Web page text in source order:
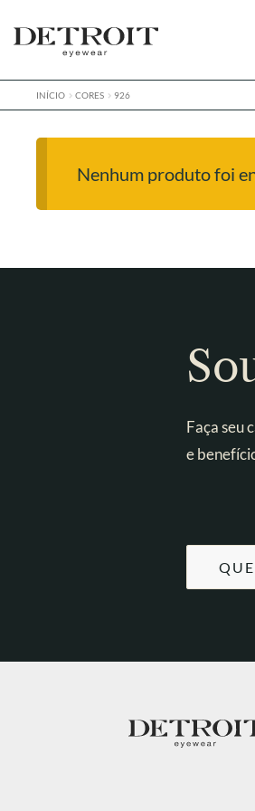
navegação
o
conteúdo
INÍCIO CORES 926
Nenhum produto foi
Faça seu
e